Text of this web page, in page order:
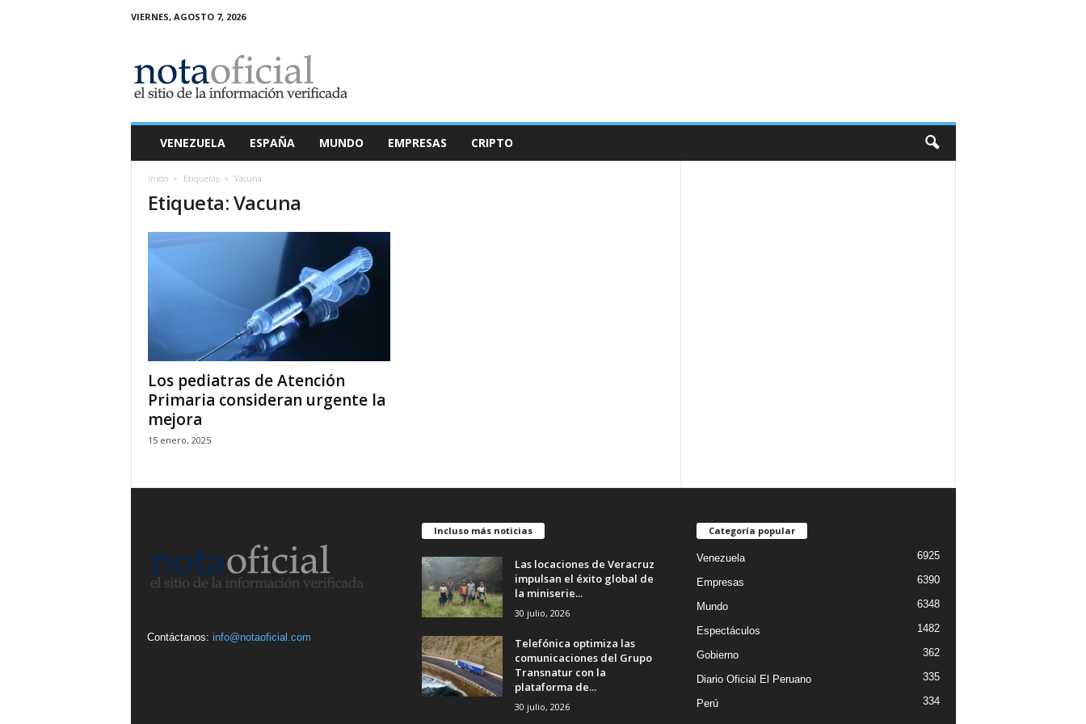
VIERNES, AGOSTO 7, 2026
a
O
VENEZUELA ESPAÑA MUNDO EMPRESAS CRIPTO
Inicio Etiquetas Vacuna
Etiqueta: Vacuna
Los pediatras de Atención
Primaria consideran urgente la
mejora
15 enero, 2025
Contáctanos: info@notaoficial.com
Incluso más noticias
Las locaciones de Veracruz
impulsan el éxito global de
la miniserie...
30 julio, 2026
Telefónica optimiza las
comunicaciones del Grupo
Transnatur con la
plataforma de...
30 julio, 2026
Categoría popular
Venezuela 6925
Empresas 6390
Mundo 6348
Espectáculos 1482
Gobierno 362
Diario Oficial El Peruano 335
Perú 334